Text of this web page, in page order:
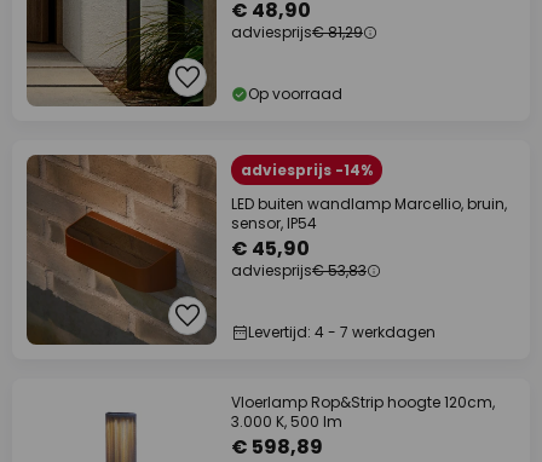
€ 48,90
adviesprijs€ 81,29
Op voorraad
adviesprijs -14%
LED buiten wandlamp Marcellio, bruin,
sensor, IP54
€ 45,90
adviesprijs€ 53,83
Levertijd: 4 - 7 werkdagen
Vloerlamp Rop&Strip hoogte 120cm,
3.000 K, 500 lm
€ 598,89